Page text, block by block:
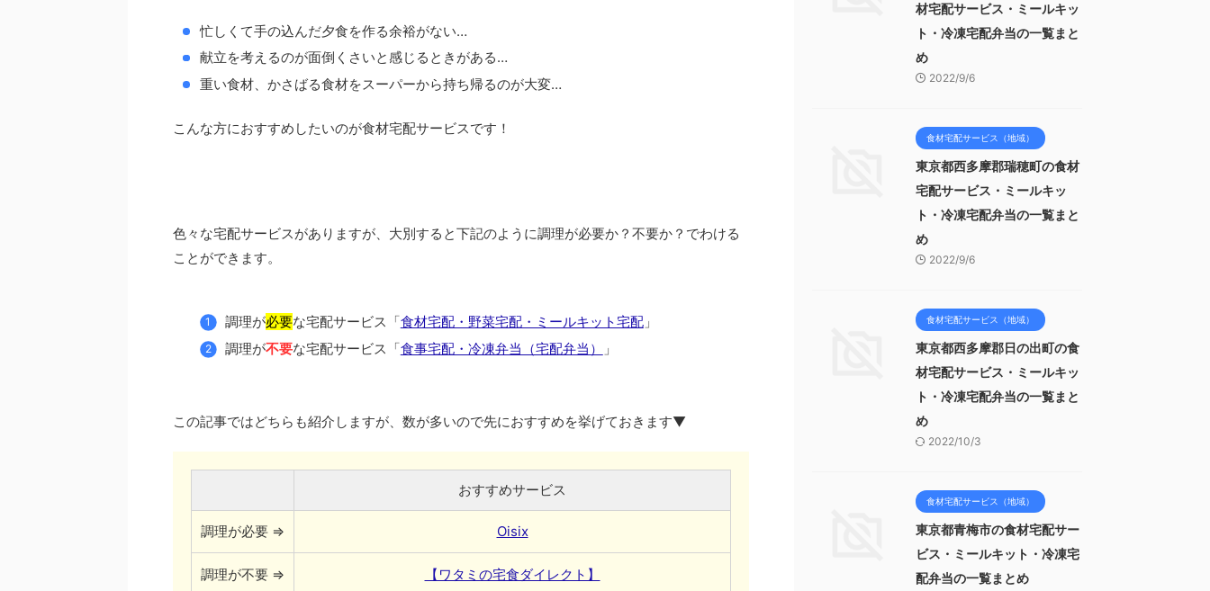
忙しくて手の込んだ夕食を作る余裕がない…
献立を考えるのが面倒くさいと感じるときがある…
重い食材、かさばる食材をスーパーから持ち帰るのが大変…
こんな方におすすめしたいのが食材宅配サービスです！
色々な宅配サービスがありますが、大別すると下記のように調理が必要か？不要か？でわける
ことができます。
調理が必要な宅配サービス「食材宅配・野菜宅配・ミールキット宅配」
調理が不要な宅配サービス「食事宅配・冷凍弁当（宅配弁当） 」
この記事ではどちらも紹介しますが、数が多いので先におすすめを挙げておきます▼
おすすめサービス
調理が必要 ⇒ Oisix
調理が不要 ⇒ 【ワタミの宅食ダイレクト】
材宅配サービス・ミールキッ
ト・冷凍宅配弁当の一覧まと
め
2022/9/6
食材宅配サービス（地域）
東京都西多摩郡瑞穂町の食材
宅配サービス・ミールキッ
ト・冷凍宅配弁当の一覧まと
め
2022/9/6
食材宅配サービス（地域）
東京都西多摩郡日の出町の食
材宅配サービス・ミールキッ
ト・冷凍宅配弁当の一覧まと
め
2022/10/3
食材宅配サービス（地域）
東京都青梅市の食材宅配サー
ビス・ミールキット・冷凍宅
配弁当の一覧まとめ